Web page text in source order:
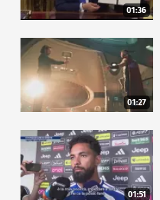
01:36
01:27
01:51